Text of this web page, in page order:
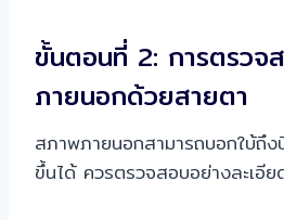
ขั้นตอนที่ 2: การตรวจ
ภายนอกด้วยสายตา
สภาพภายนอกสามารถบอกใบ้ถึ
ขึ้นได้ ควรตรวจสอบอย่างละเอี